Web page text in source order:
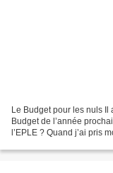
Le Budget pour les nuls
Budget de l’année
l’EPLE ? Quand j’ai pris